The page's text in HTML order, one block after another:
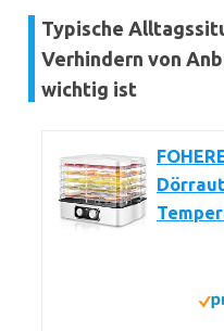
Typische
Verhindern von
wichtig ist